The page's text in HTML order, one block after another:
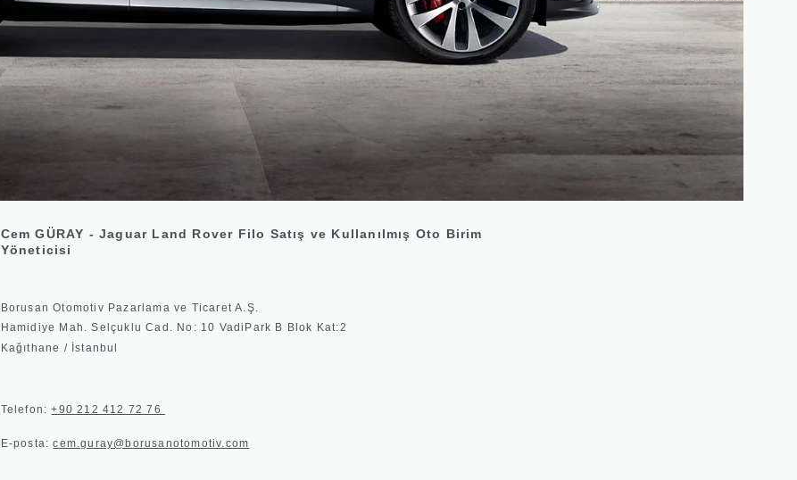
Cem GÜRAY - Jaguar Land Rover Filo Satış ve Kullanılmış Oto Birim
Yöneticisi
Borusan Otomotiv Pazarlama ve Ticaret A.Ş.
Hamidiye Mah. Selçuklu Cad. No: 10 VadiPark B Blok Kat:2
Kağıthane / İstanbul
Telefon:+90 212 412 72 76
E-posta:cem.guray@borusanotomotiv.com